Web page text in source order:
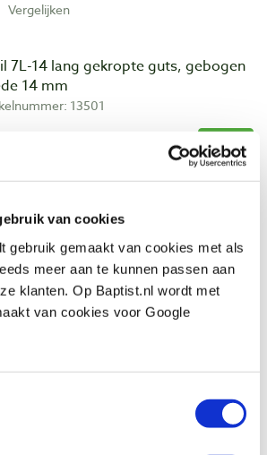
van cookies
gebruik gemaakt van cookies met als
meer aan te kunnen passen aan
klanten. Op Baptist.nl wordt met
van cookies voor Google
Vergelijken
7L-14 lang gekropte guts, gebogen
14 mm
13501
Vergelijken
7L-18 lang gekropte guts, gebogen
18 mm
24609